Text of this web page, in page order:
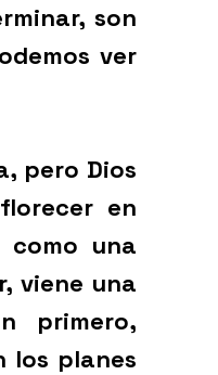
son
ver
pero Dios
en
como una
viene una
primero,
los planes